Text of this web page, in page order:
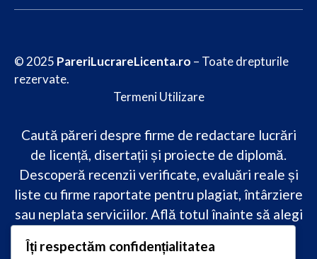
© 2025 PareriLucrareLicenta.ro – Toate drepturile
rezervate.
Termeni Utilizare
Caută păreri despre firme de redactare lucrări
de licență, disertații și proiecte de diplomă.
Descoperă recenzii verificate, evaluări reale și
liste cu firme raportate pentru plagiat, întârziere
sau neplata serviciilor. Află totul înainte să alegi
academicădoar pe PareriLucrareLicenta.ro.
Îți respectăm confidențialitatea